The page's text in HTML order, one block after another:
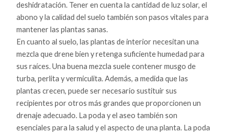
deshidratación. Tener en cuenta la cantidad de luz solar, el
abono y la calidad del suelo también son pasos vitales para
mantener las plantas sanas.
En cuanto al suelo, las plantas de interior necesitan una
mezcla que drene bien y retenga suficiente humedad para
sus raíces. Una buena mezcla suele contener musgo de
turba, perlita y vermiculita. Además, a medida que las
plantas crecen, puede ser necesario sustituir sus
recipientes por otros más grandes que proporcionen un
drenaje adecuado. La poda y el aseo también son
esenciales para la salud y el aspecto de una planta. La poda